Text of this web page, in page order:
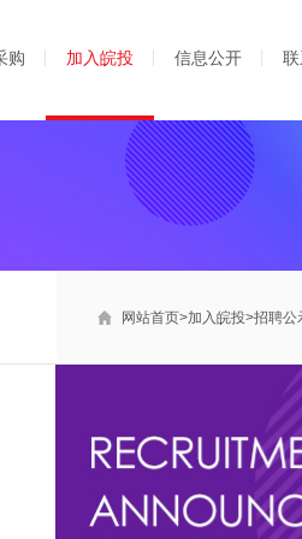
购 加入皖投 信息公开
网站首页>加入皖投>招聘公